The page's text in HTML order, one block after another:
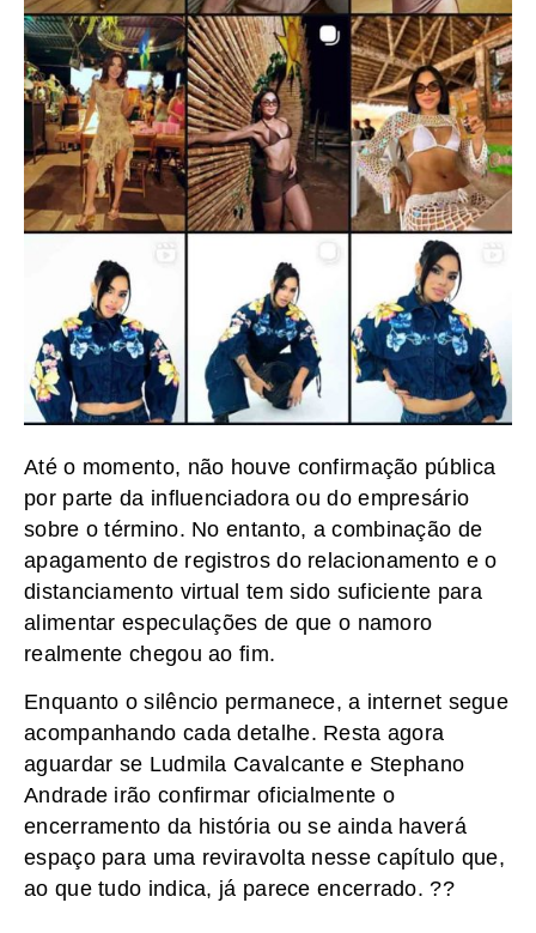
Até o momento, não houve confirmação pública
por parte da influenciadora ou do empresário
sobre o término. No entanto, a combinação de
apagamento de registros do relacionamento e o
distanciamento virtual tem sido suficiente para
alimentar especulações de que o namoro
realmente chegou ao fim.
Enquanto o silêncio permanece, a internet segue
acompanhando cada detalhe. Resta agora
aguardar se Ludmila Cavalcante e Stephano
Andrade irão confirmar oficialmente o
encerramento da história ou se ainda haverá
espaço para uma reviravolta nesse capítulo que,
ao que tudo indica, já parece encerrado. ??